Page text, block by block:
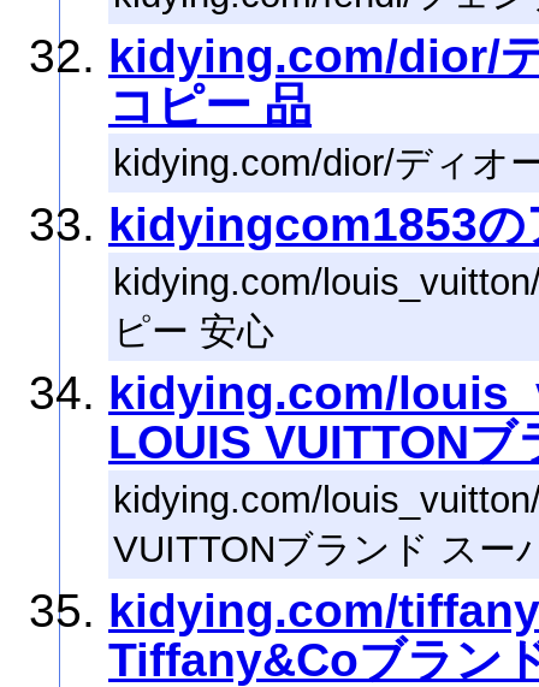
kidying.com/dior/
コピー 品
kidying.com/dior/ディオ
kidyingcom1853の
kidying.com/
ピー 安心
kidying.com/
LOUIS VUITTON
kidying.com/
VUITTONブランド スー
kidying.com/
Tiffany&Coブラン